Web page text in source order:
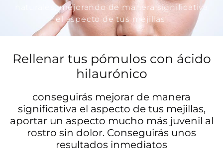
naturales, mejorando de manera significativa
el aspecto de tus mejillas.
Rellenar tus pómulos con ácido
hilaurónico
conseguirás mejorar de manera
significativa el aspecto de tus mejillas,
aportar un aspecto mucho más juvenil al
rostro sin dolor. Conseguirás unos
resultados inmediatos